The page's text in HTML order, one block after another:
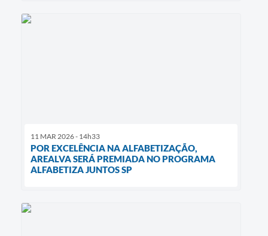
11 MAR 2026 - 14h33
POR EXCELÊNCIA NA ALFABETIZAÇÃO,
AREALVA SERÁ PREMIADA NO PROGRAMA
ALFABETIZA JUNTOS SP